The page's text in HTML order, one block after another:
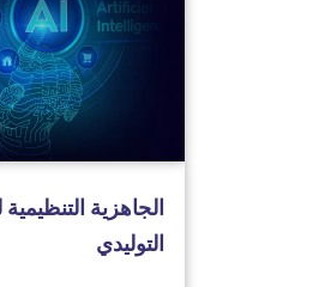
الجاهزية
التوليدي